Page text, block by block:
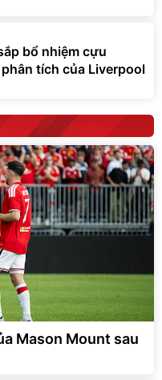
bổ nhiệm cựu
tích của Liverpool
Mason Mount sau